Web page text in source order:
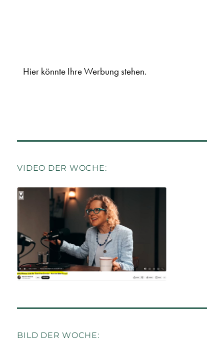
Hier könnte Ihre Werbung stehen.
VIDEO DER WOCHE:
BILD DER WOCHE: